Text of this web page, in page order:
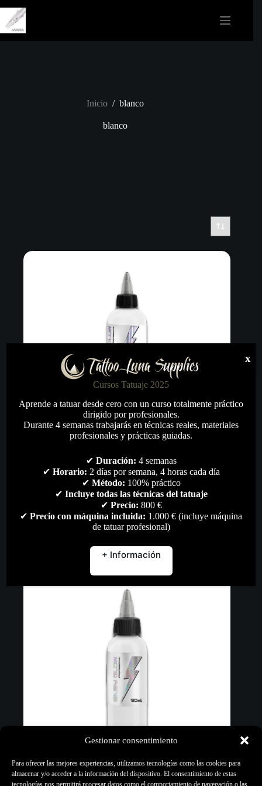
Gestionar consentimiento
Para ofrecer las mejores experiencias, utilizamos tecnologías como las cookies para
almacenar y/o acceder a la información del dispositivo. El consentimiento de estas
tecnologías nos permitirá procesar datos como el comportamiento de navegación o las
contenido
Inicio / blanco
blanco
Ghost White Easy Glow 240ml
45,00€
Pigmentos,Todo
Cursos Tatuaje 2025
Aprende a tatuar desde cero con un curso totalmente práctico
dirigido por profesionales.
Durante 4 semanas trabajarás en técnicas reales, materiales
profesionales y prácticas guiadas.
✔ Duración: 4 semanas
✔ Horario: 2 días por semana, 4 horas cada día
✔ Método: 100% práctico
✔ Incluye todas las técnicas del tatuaje
✔ Precio: 800 €
✔ Precio con máquina incluida: 1.000 € (incluye máquina
de tatuar profesional)
+ Información
x